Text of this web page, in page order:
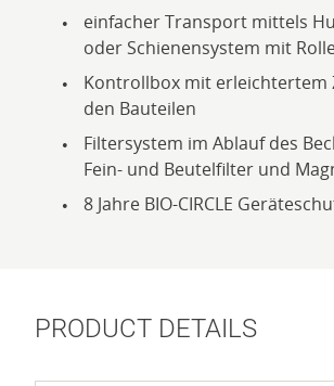
einfacher Transport mittels
oder Schienensystem mit
Kontrollbox mit erleichtertem
den Bauteilen
Filtersystem im Ablauf des
Fein- und Beutelfilter und
8 Jahre BIO-CIRCLE
PRODUCT DETAILS